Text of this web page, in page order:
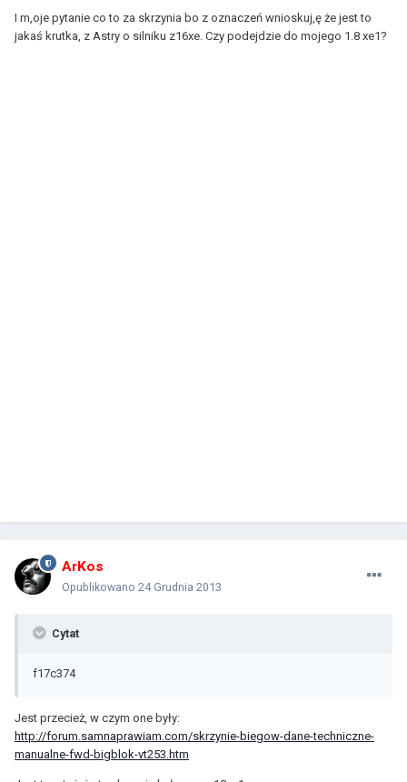
I m,oje pytanie co to za skrzynia bo z oznaczeń wnioskuj,ę że jest to
jakaś krutka, z Astry o silniku z16xe. Czy podejdzie do mojego 1.8 xe1?
ArKos
Opublikowano 24 Grudnia 2013
Cytat
f17c374
Jest przecież, w czym one były:
http://forum.samnaprawiam.com/skrzynie-biegow-dane-techniczne-
manualne-fwd-bigblok-vt253.htm